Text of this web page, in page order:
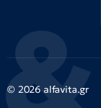
© 2026 alfavita.gr